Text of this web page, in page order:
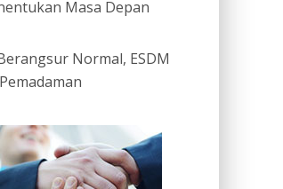
Masa Depan
Normal, ESDM